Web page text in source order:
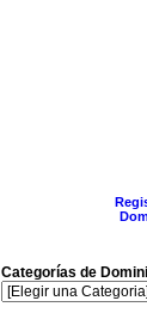
Categorías de